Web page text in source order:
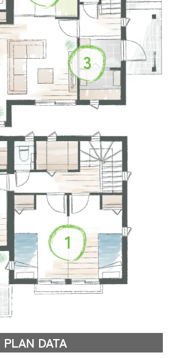
1
3
PLAN DATA